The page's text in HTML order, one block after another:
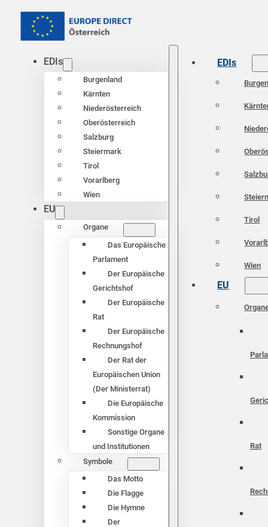
EDIs
Burgenland
Kärnten
Niederösterreich
Oberösterreich
Salzburg
Steiermark
Tirol
Vorarlberg
Wien
EU
Organe
Das Europäische
Parlament
Der Europäische
Gerichtshof
Der Europäische
Rat
Der Europäische
Rechnungshof
Der Rat der
Europäischen Union
(Der Ministerrat)
Die Europäische
Kommission
Sonstige Organe
und Institutionen
Symbole
Das Motto
Die Flagge
Die Hymne
Der
EDIs
Tirol
Wien
EU
Rat